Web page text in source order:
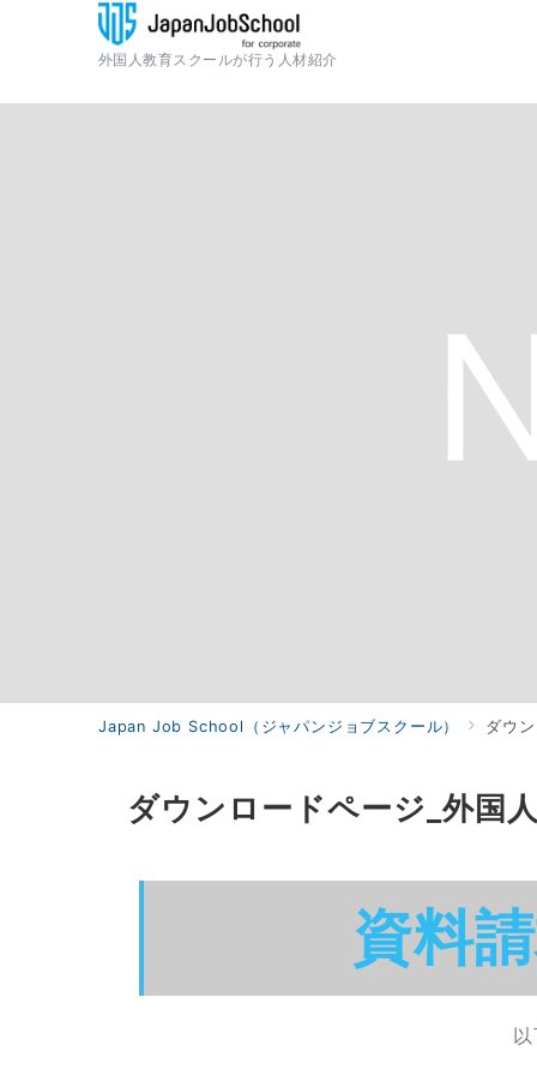
外国人教育スクールが行う人材紹介
Japan Job School（ジャパンジョブスクール） ダウ
ダウンロードページ_外国
資料